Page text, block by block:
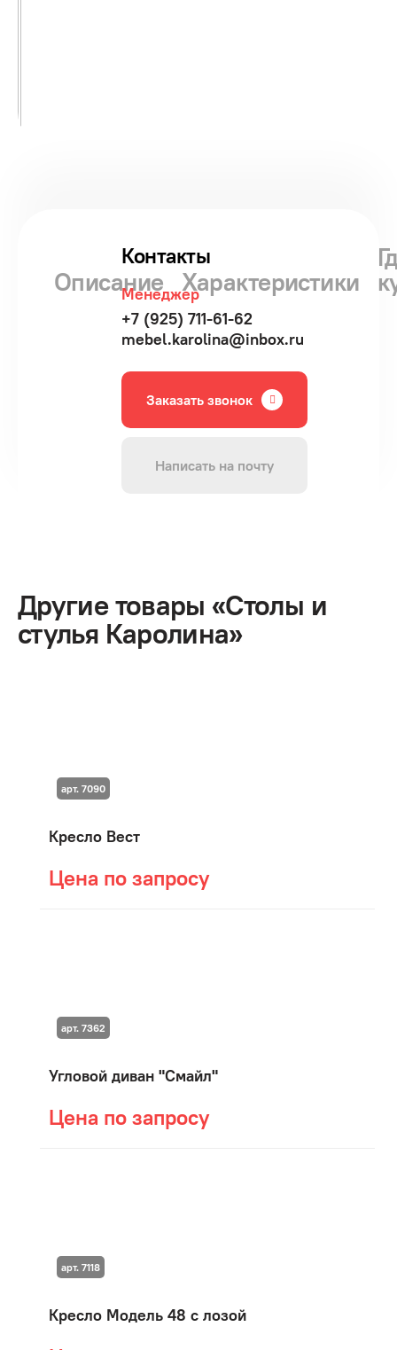
Описание Характеристики
Контакты
Менеджер
+7 (925) 711-61-62
mebel.karolina@inbox.ru
Заказать звонок
Написать на почту
Другие товары «Столы и
стулья Каролина»
Кресло Вест
Цена по запросу
арт. 7090
Угловой диван "Смайл"
Цена по запросу
арт. 7362
Кресло Модель 48 с лозой
арт. 7118